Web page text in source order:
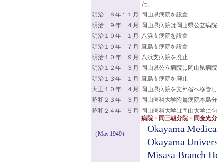
た。
明治 ６年１１月
岡山県病院を設置
明治 ９年 ４月
岡山県病院は岡山県公立病
明治１０年 １月
八浜支病院を設置
明治１０年 ７月
真島支病院を設置
明治１０年 ９月
八浜支病院を廃止
明治１２年 ３月
岡山県公立病院は岡山県病
明治１３年 １月
真島支病院を廃止
大正１０年 ４月
岡山県病院を文部省へ移管
昭和２３年 ３月
岡山医科大学附属病院本島
昭和２４年 ５月
（May 1949）
岡山医科大学は岡山大学に
病院・同三朝分院・同金光
Okayama
Okayama
Misasa Branch